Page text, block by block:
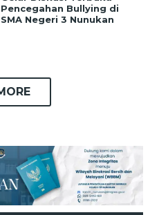
Pencegahan Bullying di
SMA Negeri 3 Nunukan